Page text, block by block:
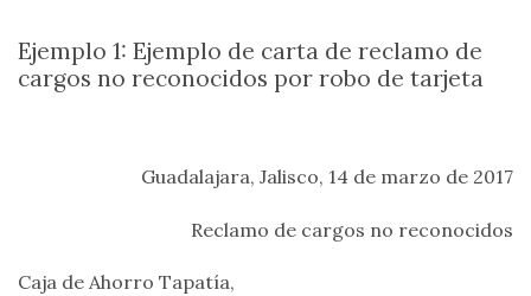
Ejemplo 1: Ejemplo de carta de reclamo de
cargos no reconocidos por robo de tarjeta
Guadalajara, Jalisco, 14 de marzo de 2017
Reclamo de cargos no reconocidos
Caja de Ahorro Tapatía,